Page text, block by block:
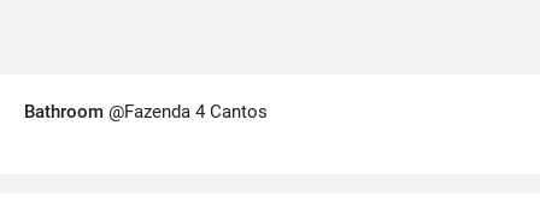
Bathroom @Fazenda 4 Cantos